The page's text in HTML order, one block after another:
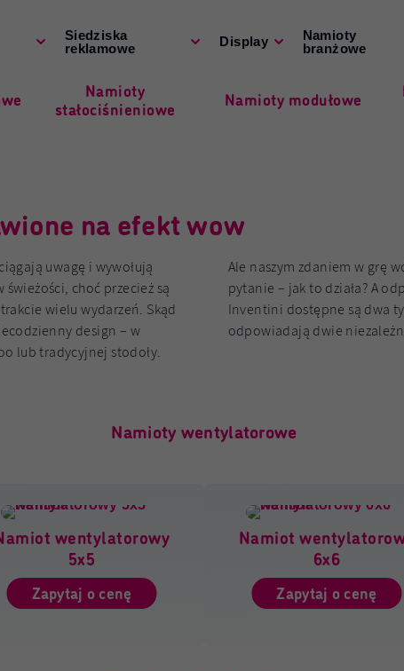
Siedziska
reklamowe
Display
Namioty
branżowe
Namioty
stałociśnieniowe
Namioty modułowe
na efekt wow
uwagę i wywołują
choć przecież są
wielu wydarzeń. Skąd
design – w
lub tradycyjnej stodoły.
Ale naszym zdaniem w grę
pytanie – jak to działa? A
Inventini dostępne są dwa
odpowiadają dwie
Namioty wentylatorowe
wentylatorowy
5x5
Zapytaj o cenę
Namiot
6x6
Zapytaj o cenę